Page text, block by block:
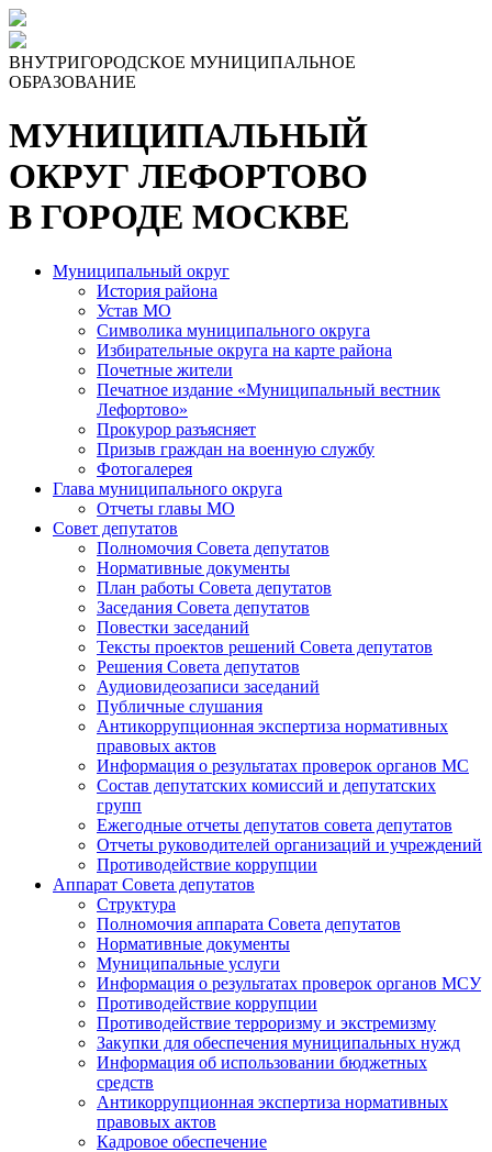
Skip
to
the
content
ВНУТРИГОРОДСКОЕ МУНИЦИПАЛЬНОЕ
ОБРАЗОВАНИЕ
МУНИЦИПАЛЬНЫЙ
ОКРУГ ЛЕФОРТОВО
В ГОРОДЕ МОСКВЕ
Муниципальный округ
История района
Устав МО
Символика муниципального округа
Избирательные округа на карте района
Почетные жители
Печатное издание «Муниципальный вестник
Лефортово»
Прокурор разъясняет
Призыв граждан на военную службу
Фотогалерея
Глава муниципального округа
Отчеты главы МО
Совет депутатов
Полномочия Совета депутатов
Нормативные документы
План работы Совета депутатов
Заседания Cовета депутатов
Повестки заседаний
Тексты проектов решений Совета депутатов
Решения Совета депутатов
Аудиовидеозаписи заседаний
Публичные слушания
Антикоррупционная экспертиза нормативных
правовых актов
Информация о результатах проверок органов МС
Состав депутатских комиссий и депутатских
групп
Ежегодные отчеты депутатов совета депутатов
Отчеты руководителей организаций и учреждений
Противодействие коррупции
Аппарат Совета депутатов
Структура
Полномочия аппарата Совета депутатов
Нормативные документы
Муниципальные услуги
Информация о результатах проверок органов МСУ
Противодействие коррупции
Противодействие терроризму и экстремизму
Закупки для обеспечения муниципальных нужд
Информация об использовании бюджетных
средств
Антикоррупционная экспертиза нормативных
правовых актов
Кадровое обеспечение